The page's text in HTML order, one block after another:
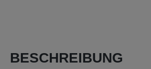
BESCHREIBUNG